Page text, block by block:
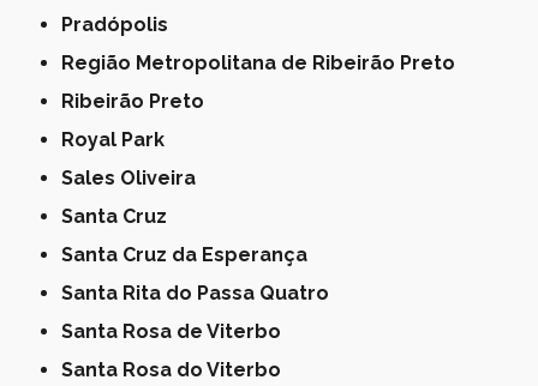
Pradópolis
Região Metropolitana de Ribeirão Preto
Ribeirão Preto
Royal Park
Sales Oliveira
Santa Cruz
Santa Cruz da Esperança
Santa Rita do Passa Quatro
Santa Rosa de Viterbo
Santa Rosa do Viterbo